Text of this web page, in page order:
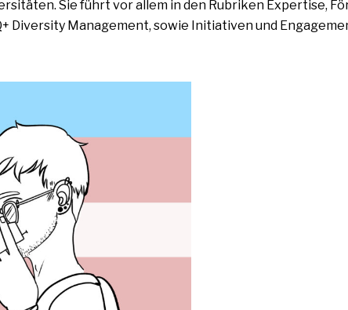
Sie führt vor allem in den Rubriken Expertise,
Diversity Management, sowie Initiativen und